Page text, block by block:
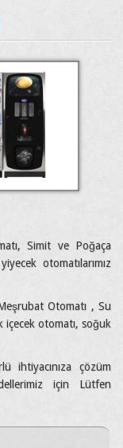
Simit ve Poğaça
otomatılarımız
Otomatı , Su
içecek otomatı, soğuk
ihtiyacınıza çözüm
için Lütfen